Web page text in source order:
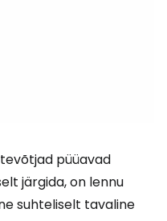
püüavad
järgida, on lennu
suhteliselt tavaline